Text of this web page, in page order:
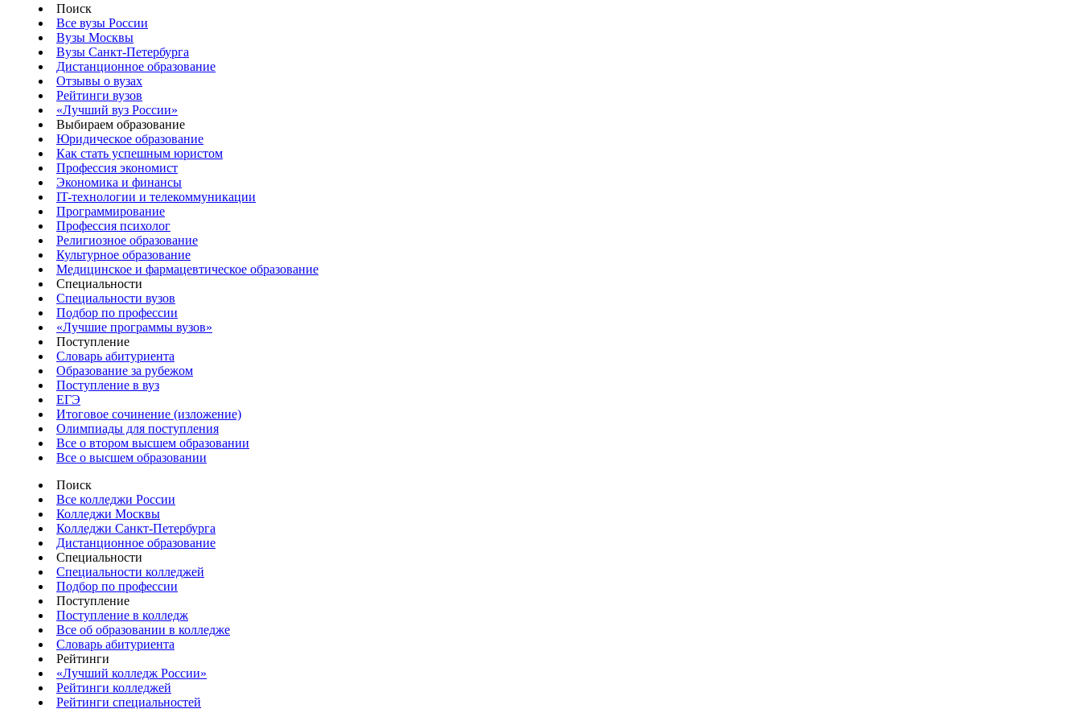
Поиск
Все вузы России
Вузы Москвы
Вузы Санкт-Петербурга
Дистанционное образование
Отзывы о вузах
Рейтинги вузов
«Лучший вуз России»
Выбираем образование
Юридическое образование
Как стать успешным юристом
Профессия экономист
Экономика и финансы
IT-технологии и телекоммуникации
Программирование
Профессия психолог
Религиозное образование
Культурное образование
Медицинское и фармацевтическое образование
Специальности
Специальности вузов
Подбор по профессии
«Лучшие программы вузов»
Поступление
Словарь абитуриента
Образование за рубежом
Поступление в вуз
ЕГЭ
Итоговое сочинение (изложение)
Олимпиады для поступления
Все о втором высшем образовании
Все о высшем образовании
Поиск
Все колледжи России
Колледжи Москвы
Колледжи Санкт-Петербурга
Дистанционное образование
Специальности
Специальности колледжей
Подбор по профессии
Поступление
Поступление в колледж
Все об образовании в колледже
Словарь абитуриента
Рейтинги
«Лучший колледж России»
Рейтинги колледжей
Рейтинги специальностей